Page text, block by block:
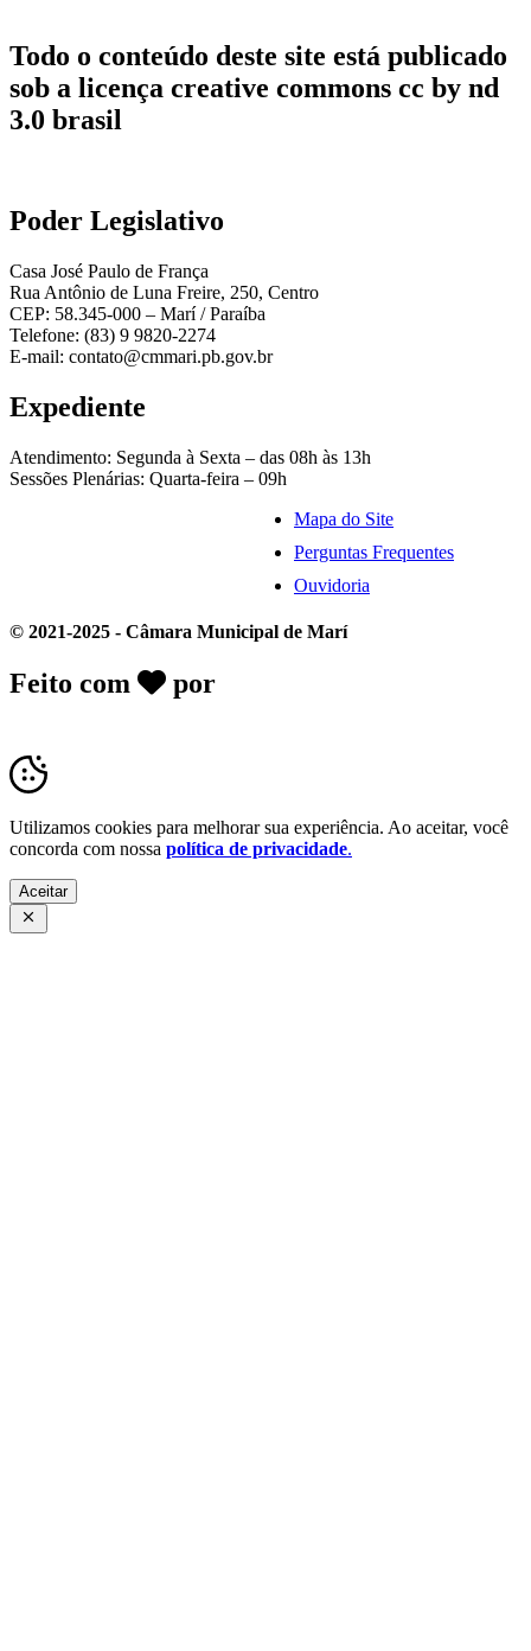
Todo o conteúdo deste site está publicado
sob a licença creative commons cc by nd
3.0 brasil
Poder Legislativo
Casa José Paulo de França
Rua Antônio de Luna Freire, 250, Centro
CEP: 58.345-000 – Marí / Paraíba
Telefone: (83) 9 9820-2274
E-mail: contato@cmmari.pb.gov.br
Expediente
Atendimento: Segunda à Sexta – das 08h às 13h
Sessões Plenárias: Quarta-feira – 09h
Mapa do Site
Perguntas Frequentes
Ouvidoria
© 2021-2025 - Câmara Municipal de Marí
Feito com por
Utilizamos cookies para melhorar sua experiência. Ao aceitar, você
concorda com nossa política de privacidade.
Aceitar